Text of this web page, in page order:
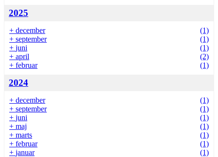
2025
+ december
(1)
+ september
(1)
+ juni
(1)
+ april
(2)
+ februar (1)
2024
+ december
(1)
+ september
(1)
+ juni
(1)
+ maj
(1)
+ marts
(1)
+ februar
(1)
+ januar (1)